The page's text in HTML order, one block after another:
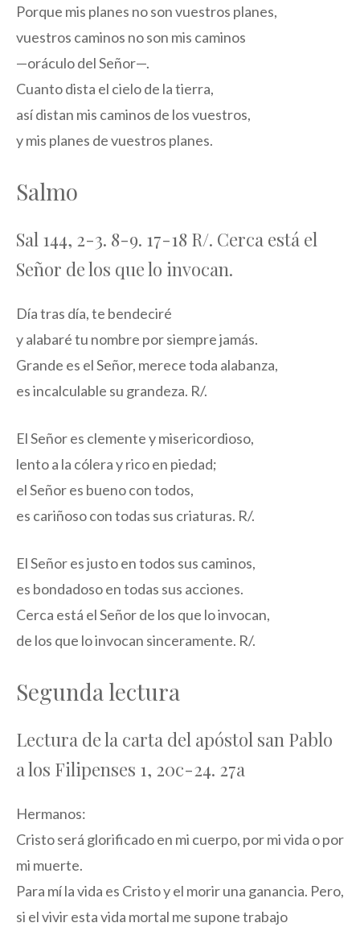
Porque mis planes no son vuestros planes,
vuestros caminos no son mis caminos
—oráculo del Señor—.
Cuanto dista el cielo de la tierra,
así distan mis caminos de los vuestros,
y mis planes de vuestros planes.
Salmo
Sal 144, 2-3. 8-9. 17-18 R/. Cerca está el
Señor de los que lo invocan.
Día tras día, te bendeciré
y alabaré tu nombre por siempre jamás.
Grande es el Señor, merece toda alabanza,
es incalculable su grandeza. R/.
El Señor es clemente y misericordioso,
lento a la cólera y rico en piedad;
el Señor es bueno con todos,
es cariñoso con todas sus criaturas. R/.
El Señor es justo en todos sus caminos,
es bondadoso en todas sus acciones.
Cerca está el Señor de los que lo invocan,
de los que lo invocan sinceramente. R/.
Segunda lectura
Lectura de la carta del apóstol san Pablo
a los Filipenses 1, 20c-24. 27a
Hermanos:
Cristo será glorificado en mi cuerpo, por mi vida o por
mi muerte.
Para mí la vida es Cristo y el morir una ganancia. Pero,
si el vivir esta vida mortal me supone trabajo